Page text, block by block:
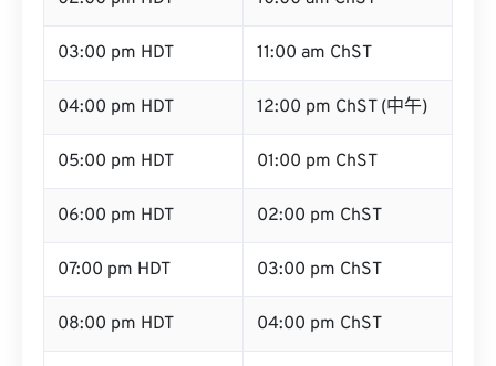
03:00 pm HDT 11:00 am ChST
04:00 pm HDT 12:00 pm ChST (中午)
05:00 pm HDT 01:00 pm ChST
06:00 pm HDT 02:00 pm ChST
07:00 pm HDT 03:00 pm ChST
08:00 pm HDT 04:00 pm ChST